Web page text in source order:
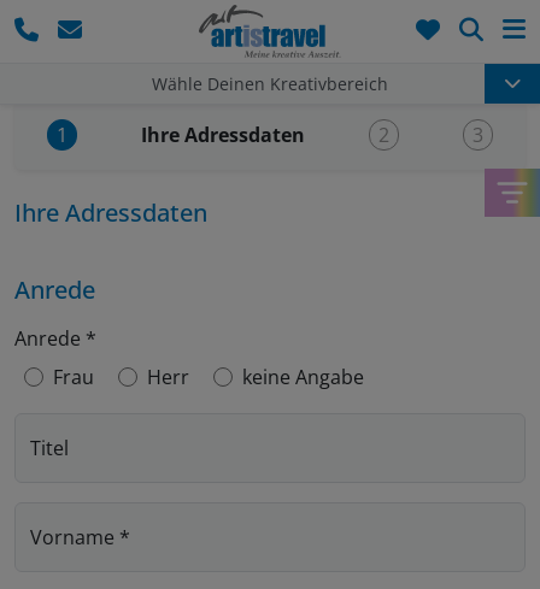
Wähle Deinen Kreativbereich
1 Aktueller Schritt:
Ihre Adressdaten 2 3
Ihre Adressdaten
Anrede
Anrede *
Frau
Herr keine Angabe
Titel
Vorname *